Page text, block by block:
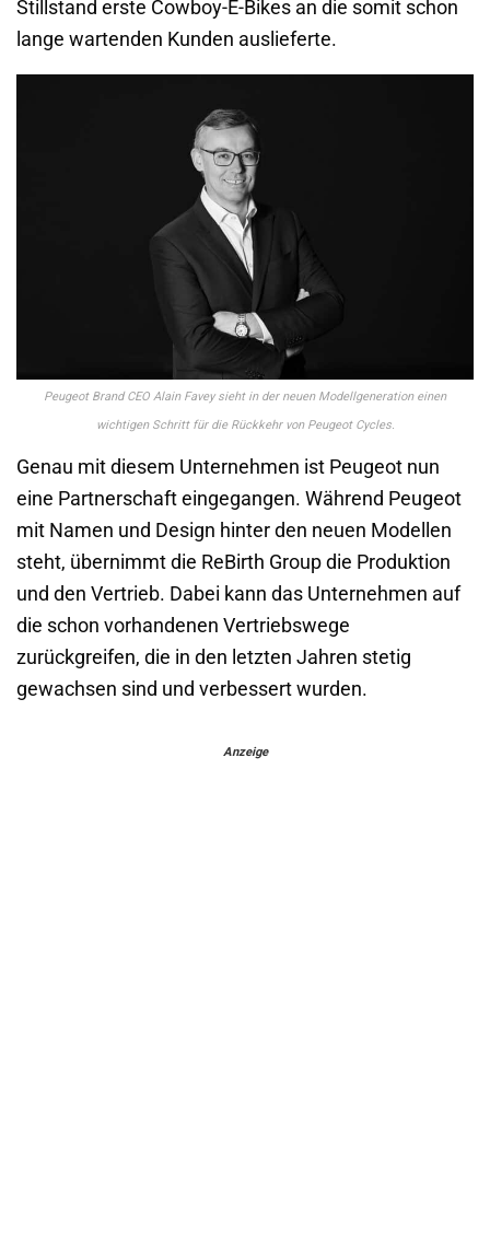
Stillstand erste Cowboy-E-Bikes an die somit schon
lange wartenden Kunden auslieferte.
Peugeot Brand CEO Alain Favey sieht in der neuen Modellgeneration einen
wichtigen Schritt für die Rückkehr von Peugeot Cycles.
Genau mit diesem Unternehmen ist Peugeot nun
eine Partnerschaft eingegangen. Während Peugeot
mit Namen und Design hinter den neuen Modellen
steht, übernimmt die ReBirth Group die Produktion
und den Vertrieb. Dabei kann das Unternehmen auf
die schon vorhandenen Vertriebswege
zurückgreifen, die in den letzten Jahren stetig
gewachsen sind und verbessert wurden.
Anzeige